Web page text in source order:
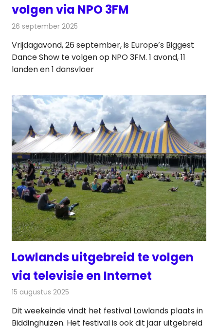
volgen via NPO 3FM
26 september 2025
Vrijdagavond, 26 september, is Europe’s Biggest
Dance Show te volgen op NPO 3FM. 1 avond, 11
landen en 1 dansvloer
Lowlands uitgebreid te volgen
via televisie en Internet
15 augustus 2025
Dit weekeinde vindt het festival Lowlands plaats in
Biddinghuizen. Het festival is ook dit jaar uitgebreid